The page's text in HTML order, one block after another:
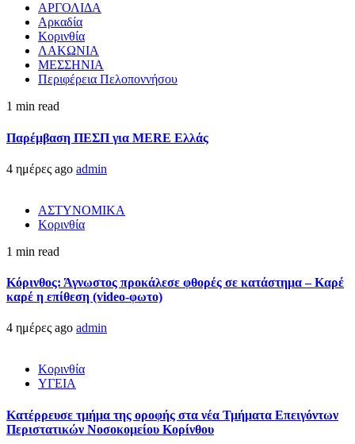
ΑΡΓΟΛΙΔΑ
Αρκαδία
Κορινθία
ΛΑΚΩΝΙΑ
ΜΕΣΣΗΝΙΑ
Περιφέρεια Πελοποννήσου
1 min read
Παρέμβαση ΠΕΣΠ για MERE Ελλάς
4 ημέρες ago admin
ΑΣΤΥΝΟΜΙΚΑ
Κορινθία
1 min read
Κόρινθος: Άγνωστος προκάλεσε φθορές σε κατάστημα – Καρέ
καρέ η επίθεση (video-φωτο)
4 ημέρες ago admin
Κορινθία
ΥΓΕΙΑ
Kατέρρευσε τμήμα της οροφής στα νέα Τμήματα Επειγόντων
Περιστατικών Νοσοκομείου Κορίνθου